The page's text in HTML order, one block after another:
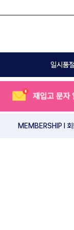
일시품절
MEMBERSHIP l 회